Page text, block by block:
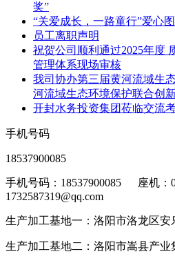
奖”
“关爱成长，一路童行”爱心
员工离职声明
祝贺公司顺利通过2025年度
管理体系现场审核
我司协办第三届黄河流域生
河流域生态环境保护联合创
开封水务投资集团莅临交流
手机号码
18537900085
手机号码：18537900085 座机：
1732587319@qq.com
生产加工基地一：洛阳市洛龙区安
生产加工基地二：洛阳市嵩县产业